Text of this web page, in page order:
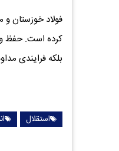
فولاد خوزستان و
کرده است. حفظ و
بلکه فرایندی
استقلال